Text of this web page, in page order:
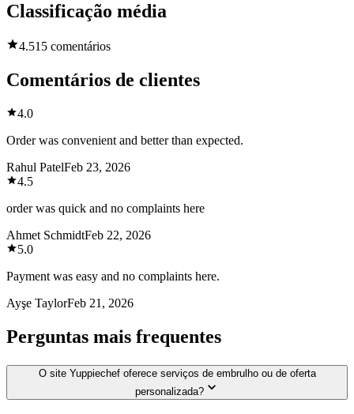
Classificação média
4.515 comentários
Comentários de clientes
4.0
Order was convenient and better than expected.
Rahul PatelFeb 23, 2026
4.5
order was quick and no complaints here
Ahmet SchmidtFeb 22, 2026
5.0
Payment was easy and no complaints here.
Ayşe TaylorFeb 21, 2026
Perguntas mais frequentes
O site Yuppiechef oferece serviços de embrulho ou de oferta
personalizada?